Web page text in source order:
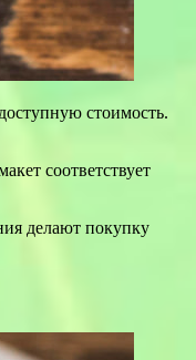
стоимость.
соответствует
делают покупку